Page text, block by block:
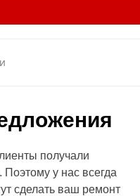
получали
у нас всегда
сделать ваш ремонт